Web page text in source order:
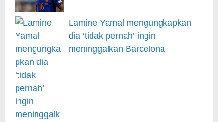
Lamine Yamal mengungkapkan
dia ‘tidak pernah’ ingin
meninggalkan Barcelona